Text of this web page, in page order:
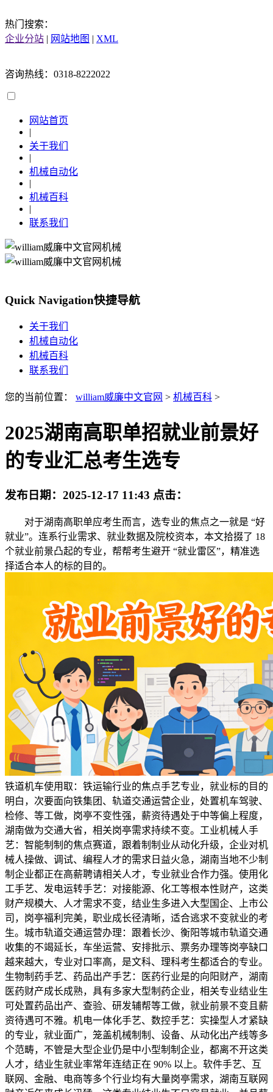
热门搜索：
企业分站 | 网站地图 | XML
咨询热线：0318-8222022
网站首页
|
关于我们
|
机械自动化
|
机械百科
|
联系我们
Quick Navigation快捷导航
关于我们
机械自动化
机械百科
联系我们
您的当前位置： william威廉中文官网 > 机械百科 >
2025湖南高职单招就业前景好
的专业汇总考生选专
发布日期： 2025-12-17 11:43 点击：
对于湖南高职单应考生而言，选专业的焦点之一就是 “好
就业”。连系行业需求、就业数据及院校资本，本文拾掇了 18
个就业前景凸起的专业，帮帮考生避开 “就业雷区”，精准选
择适合本人的标的目的。
铁道机车使用取：铁运输行业的焦点手艺专业，就业标的目的
明白，次要面向铁集团、轨道交通运营企业，处置机车驾驶、
检修、等工做，岗亭不变性强，薪资待遇处于中等偏上程度，
湖南做为交通大省，相关岗亭需求持续不变。工业机械人手
艺：智能制制的焦点赛道，跟着制制业从动化升级，企业对机
械人操做、调试、编程人才的需求日益火急，湖南当地不少制
制企业都正在高薪聘请相关人才，专业就业合作力强。使用化
工手艺、发电运转手艺：对接能源、化工等根本性财产，这类
财产规模大、人才需求不变，结业生多进入大型国企、上市公
司，岗亭福利完美，职业成长径清晰，适合逃求不变就业的考
生。城市轨道交通运营办理：跟着长沙、衡阳等城市轨道交通
收集的不竭延长，车坐运营、安排批示、票务办理等岗亭缺口
越来越大，专业对口率高，是文科、理科考生都适合的专业。
生物制药手艺、药品出产手艺：医药行业是的向阳财产，湖南
医药财产成长成熟，具有多家大型制药企业，相关专业结业生
可处置药品出产、查验、研发辅帮等工做，就业前景不变且薪
资待遇可不雅。机电一体化手艺、数控手艺：实操型人才紧缺
的专业，就业面广，笼盖机械制制、设备、从动化出产线等多
个范畴，不管是大型企业仍是中小型制制企业，都离不开这类
人才，结业生就业率常年连结正在 90% 以上。软件手艺、互
联网、金融、电商等多个行业均有大量岗亭需求，湖南互联网